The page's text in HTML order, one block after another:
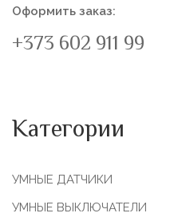
Оформить заказ:
+373 602 911 99
Категории
УМНЫЕ ДАТЧИКИ
УМНЫЕ ВЫКЛЮЧАТЕЛИ